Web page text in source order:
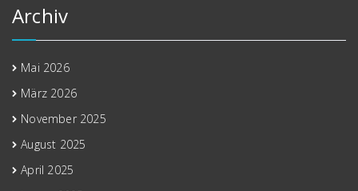
Archiv
Mai 2026
März 2026
November 2025
August 2025
April 2025